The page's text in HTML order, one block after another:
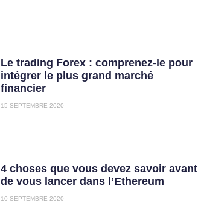
Le trading Forex : comprenez-le pour
intégrer le plus grand marché
financier
15 SEPTEMBRE 2020
4 choses que vous devez savoir avant
de vous lancer dans l’Ethereum
10 SEPTEMBRE 2020